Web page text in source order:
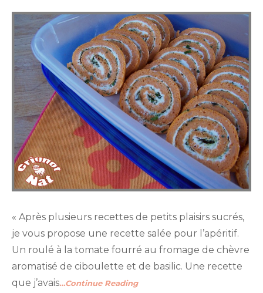
« Après plusieurs recettes de petits plaisirs sucrés,
je vous propose une recette salée pour l’apéritif.
Un roulé à la tomate fourré au fromage de chèvre
aromatisé de ciboulette et de basilic. Une recette
que j’avais…Continue Reading